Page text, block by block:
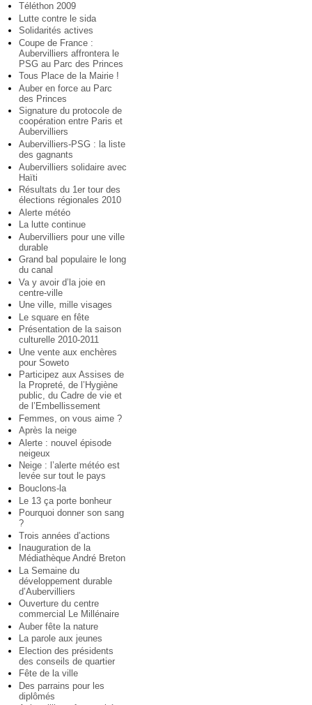
Téléthon 2009
Lutte contre le sida
Solidarités actives
Coupe de France :
Aubervilliers affrontera le
PSG au Parc des Princes
Tous Place de la Mairie !
Auber en force au Parc
des Princes
Signature du protocole de
coopération entre Paris et
Aubervilliers
Aubervilliers-PSG : la liste
des gagnants
Aubervilliers solidaire avec
Haïti
Résultats du 1er tour des
élections régionales 2010
Alerte météo
La lutte continue
Aubervilliers pour une ville
durable
Grand bal populaire le long
du canal
Va y avoir d’la joie en
centre-ville
Une ville, mille visages
Le square en fête
Présentation de la saison
culturelle 2010-2011
Une vente aux enchères
pour Soweto
Participez aux Assises de
la Propreté, de l’Hygiène
public, du Cadre de vie et
de l’Embellissement
Femmes, on vous aime ?
Après la neige
Alerte : nouvel épisode
neigeux
Neige : l’alerte météo est
levée sur tout le pays
Bouclons-la
Le 13 ça porte bonheur
Pourquoi donner son sang
?
Trois années d’actions
Inauguration de la
Médiathèque André Breton
La Semaine du
développement durable
d’Aubervilliers
Ouverture du centre
commercial Le Millénaire
Auber fête la nature
La parole aux jeunes
Election des présidents
des conseils de quartier
Fête de la ville
Des parrains pour les
diplômés